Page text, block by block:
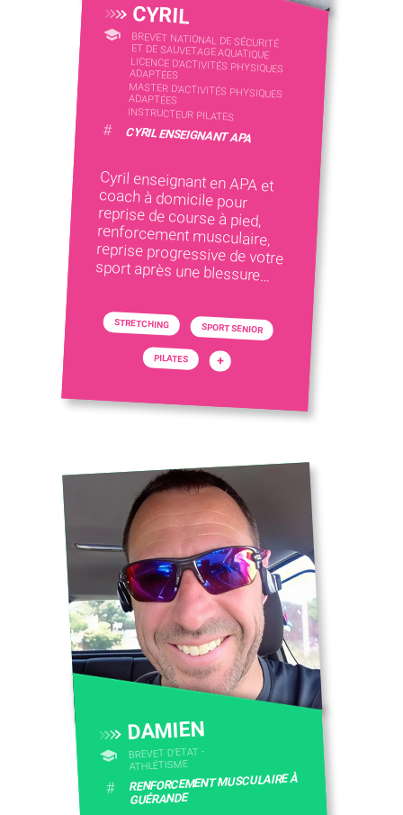
CYRIL
BREVET NATIONAL DE SÉCURITÉ
ET DE SAUVETAGE AQUATIQUE
LICENCE D’ACTIVITÉS PHYSIQUES
ADAPTÉES
MASTER D'ACTIVITÉS PHYSIQUES
ADAPTÉES
INSTRUCTEUR PILATES
# CYRIL ENSEIGNANT APA
Cyril enseignant en APA et
coach à domicile pour
reprise de course à pied,
renforcement musculaire,
reprise progressive de votre
sport après une blessure…
STRETCHING SPORT SENIOR
PILATES +
DAMIEN
BREVET D'ETAT -
ATHLÉTISME
# RENFORCEMENT MUSCULAIRE À
GUÉRANDE